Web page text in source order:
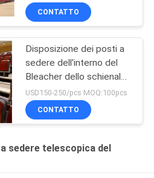
CONTATTO
Disposizione dei posti a
sedere dell'interno del
Bleacher dello schienale
del compensato
USD150-250/pcs MOQ:100pcs
CONTATTO
sedere telescopica del